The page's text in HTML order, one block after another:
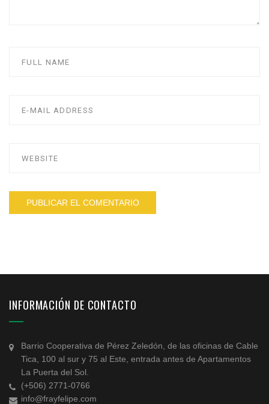
INFORMACIÓN DE CONTACTO
Barrio Cooperativa de Pérez Zeledón, de las oficinas de Cable
Tica, 100 al sur y 75 al Este, entrada antes de Apartamentos
La Puerta del Sol.
(+506) 2771-0766
info@frayfelipe.com